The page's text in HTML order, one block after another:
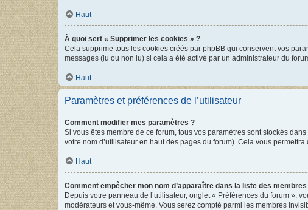
Haut
À quoi sert « Supprimer les cookies » ?
Cela supprime tous les cookies créés par phpBB qui conservent vos
messages (lu ou non lu) si cela a été activé par un administrateur du
Haut
Paramètres et préférences de l’utilisateur
Comment modifier mes paramètres ?
Si vous êtes membre de ce forum, tous vos paramètres sont stockés
votre nom d’utilisateur en haut des pages du forum). Cela vous
Haut
Comment empêcher mon nom d’apparaître dans la liste des
Depuis votre panneau de l’utilisateur, onglet « Préférences du forum »,
modérateurs et vous-même. Vous serez compté parmi les membres